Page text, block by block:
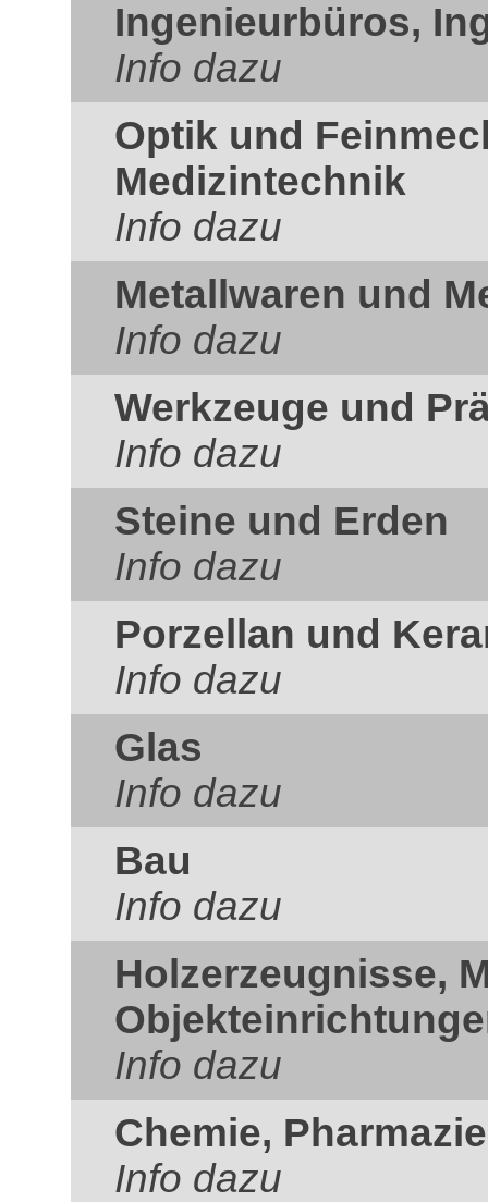
Ingenieurbüros,
Info dazu
Optik und
Medizintechnik
Info dazu
Metallwaren und
Info dazu
Werkzeuge und
Info dazu
Steine und Erden
Info dazu
Porzellan und
Info dazu
Glas
Info dazu
Bau
Info dazu
Holzerzeugnisse,
Info dazu
Chemie,
Info dazu